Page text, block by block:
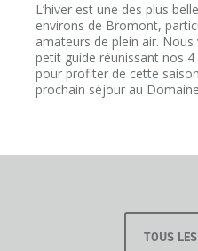
L’hiver est une des plus
environs de Bromont,
amateurs de plein air.
petit guide réunissant nos
pour profiter de cette
prochain séjour au
TOUS